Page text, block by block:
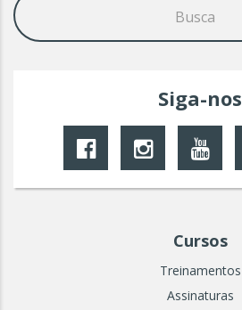
Busca
Siga-nos
Cursos
Treinamentos
Assinaturas